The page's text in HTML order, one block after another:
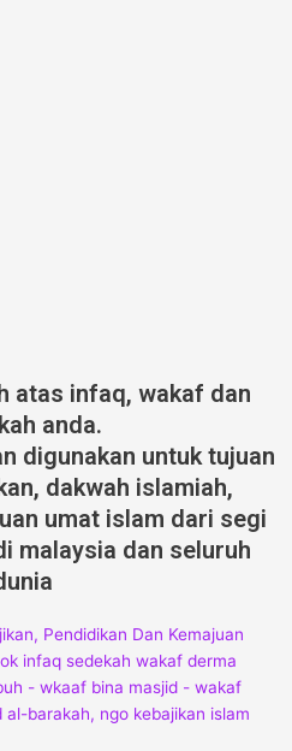
atas infaq, wakaf dan
anda.
digunakan untuk tujuan
dakwah islamiah,
umat islam dari segi
malaysia dan seluruh